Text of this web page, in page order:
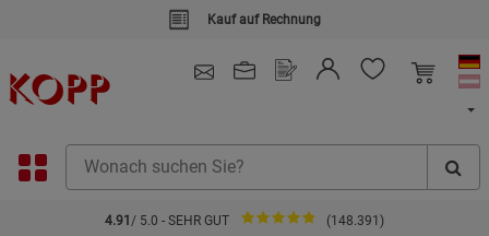
Kauf auf Rechnung
4.91 / 5.0 - SEHR GUT (148.391)